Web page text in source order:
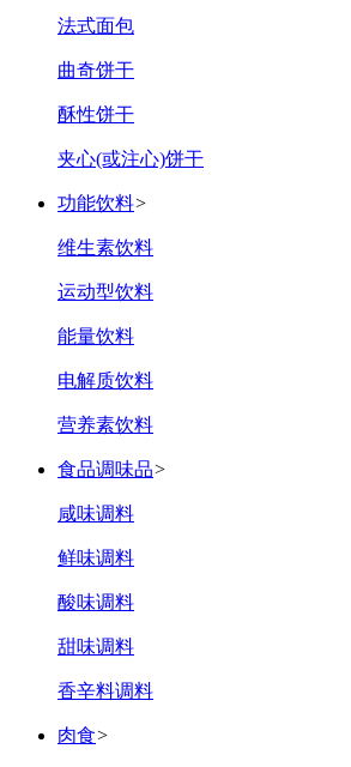
法式面包
曲奇饼干
酥性饼干
夹心(或注心)饼干
功能饮料>
维生素饮料
运动型饮料
能量饮料
电解质饮料
营养素饮料
食品调味品>
咸味调料
鲜味调料
酸味调料
甜味调料
香辛料调料
肉食>